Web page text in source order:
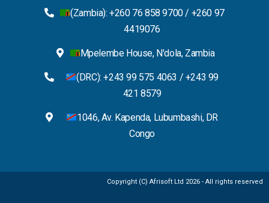
(Zambia): +260 76 858 9700 / +260 97
4419076
Mpelembe House, N'dola, Zambia
(DRC): +243 99 575 4063 / +243 99
421 8579
1046, Av. Kapenda, Lubumbashi, DR
Congo
Copyright (C) Afrisoft Ltd 2026 - All rights reserved